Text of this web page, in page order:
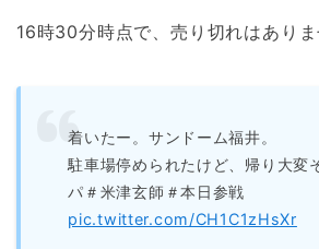
16時30分時点で、売り切れはありま
着いたー。サンドーム福井。
駐車場停められたけど、帰り大変
パ＃米津玄師＃本日参戦
pic.twitter.com/CH1C1zHsXr